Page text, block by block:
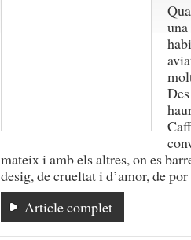
mateix i amb els altres, on es
desig, de crueltat i d’amor, de por
Article complet